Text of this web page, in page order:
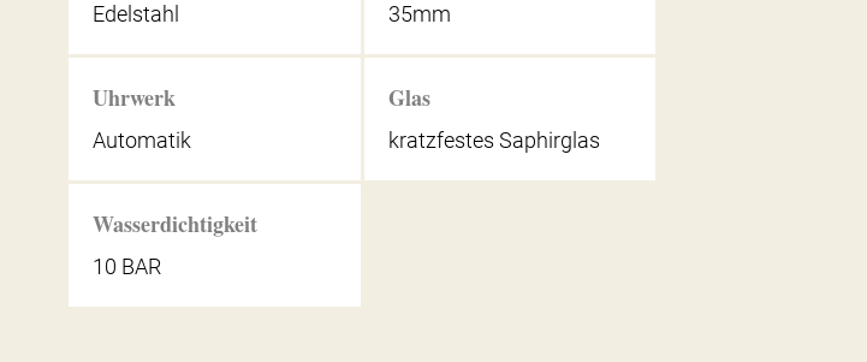
Edelstahl 35mm
Uhrwerk
Automatik
Glas
kratzfestes Saphirglas
Wasserdichtigkeit
10 BAR